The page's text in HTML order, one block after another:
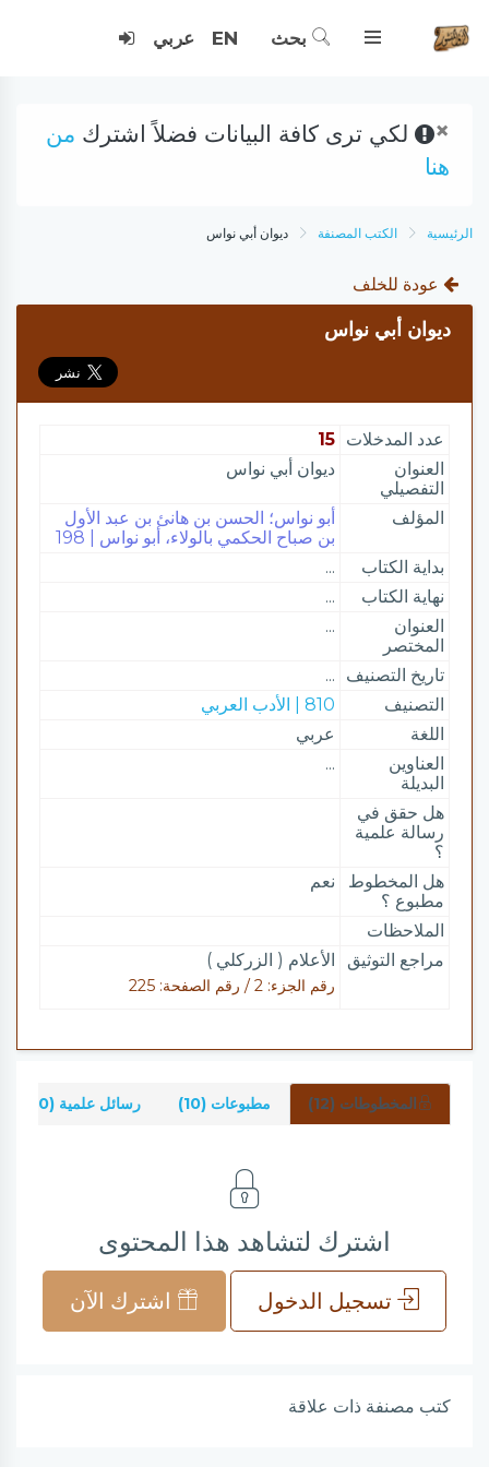
بحث EN عربي
× لكي ترى كافة البيانات فضلاً اشترك من
هنا
الرئيسية الكتب المصنفة ديوان أبي نواس
عودة للخلف
ديوان أبي نواس
عدد المدخلات 15
العنوان
التفصيلي
ديوان أبي نواس
المؤلف
أبو نواس؛ الحسن بن هانئ بن عبد الأول
بن صباح الحكمي بالولاء، أبو نواس | 198
بداية الكتاب
...
نهاية الكتاب
...
العنوان
المختصر
...
تاريخ التصنيف
...
التصنيف
810 | الأدب العربي
اللغة
عربي
العناوين
البديلة
...
هل حقق في
رسالة علمية
؟
هل المخطوط
مطبوع ؟
نعم
الملاحظات
مراجع التوثيق
الأعلام ( الزركلي )
رقم الجزء: 2 / رقم الصفحة: 225
المخطوطات (12) مطبوعات (10) رسائل علمية (0)
اشترك لتشاهد هذا المحتوى
تسجيل الدخول اشترك الآن
كتب مصنفة ذات علاقة